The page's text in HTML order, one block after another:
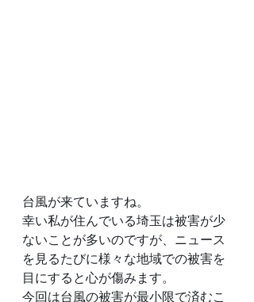
台風が来ていますね。
幸い私が住んでいる埼玉は被害が少
ないことが多いのですが、ニュース
を見るたびに様々な地域での被害を
目にすると心が傷みます。
今回は台風の被害が最小限で済むこ